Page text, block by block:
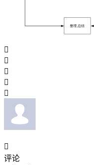






评论